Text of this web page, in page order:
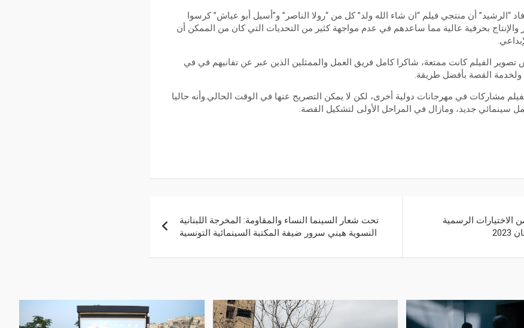
“الرشيد” أن منتجي فيلم “ان شاء الله ولد” كل من “رولا الناصر” و”أسيل أبو عياش” كرسوا
والإنتاج بحرفية عالية مما ساعدهم في عدم مواجهة كثير من التحديات التي كان من الممكن أن
الفيلم كانت ممتعة، شاكرا كامل فريق العمل والممثلين الذين عبر عن تفانيهم في في
ولخدمة القصة بأفضل طريقة.
مشاركات في مهرجانات دولية أخرى، لكن لا يمكن التصريح عنها في الوقت الحالي.وأنه حاليا
سينمائي جديد، ومازال في المراحل الأولى لتشكيل القصة.
الرسمية
تحت شعار السينما النساء والمقاومة: المخرجة اللبنانية
النسوية هيني سرور ضيفة المكتبة السينمائية التونسية